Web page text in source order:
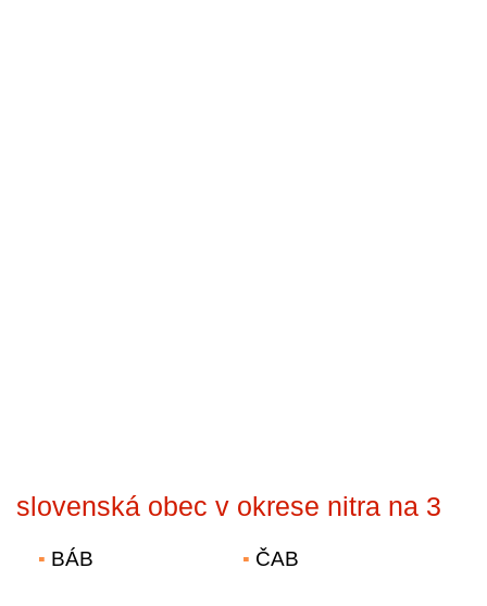
slovenská obec v okrese nitra na 3
BÁB ČAB